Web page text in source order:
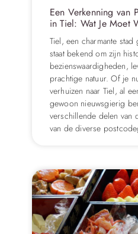
Een Verkenning van
in Tiel: Wat Je Moet
Tiel, een charmante
staat bekend om zijn
bezienswaardigheden,
prachtige natuur. Of je
verhuizen naar Tiel, al
gewoon nieuwsgierig
verschillende delen van
van de diverse